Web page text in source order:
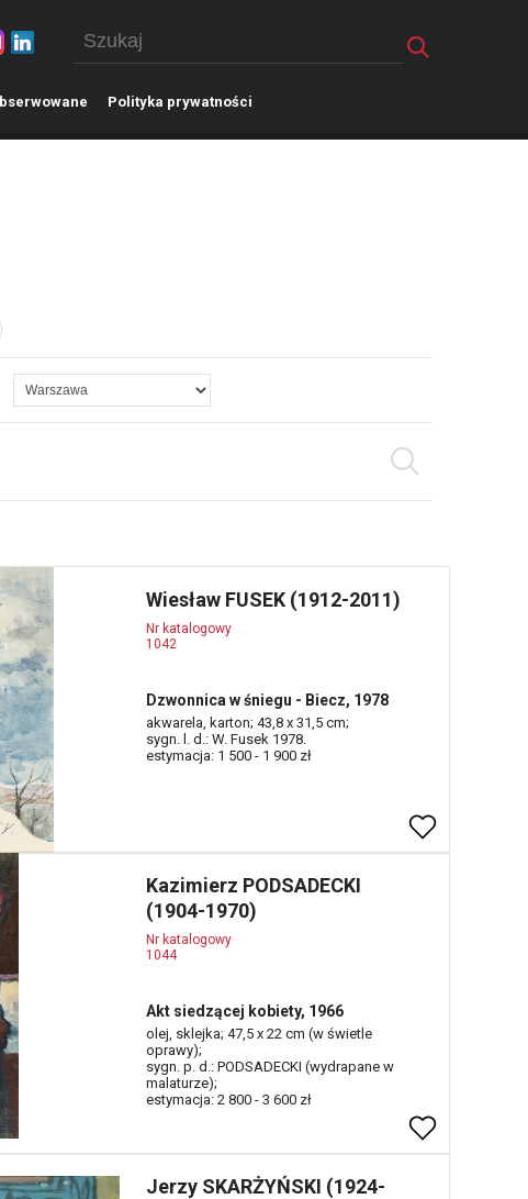
bserwowane Polityka prywatności
Wiesław FUSEK (1912-2011)
Nr katalogowy
1042
Dzwonnica w śniegu - Biecz, 1978
akwarela, karton; 43,8 x 31,5 cm;
sygn. l. d.: W. Fusek 1978.
estymacja: 1 500 - 1 900 zł
Kazimierz PODSADECKI
(1904-1970)
Nr katalogowy
1044
Akt siedzącej kobiety, 1966
olej, sklejka; 47,5 x 22 cm (w świetle
oprawy);
sygn. p. d.: PODSADECKI (wydrapane w
malaturze);
estymacja: 2 800 - 3 600 zł
Jerzy SKARŻYŃSKI (1924-